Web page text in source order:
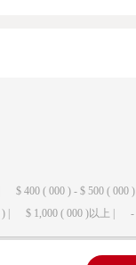
$ 400 ( 000 ) - $ 500 ( 000 ) |
| $ 1,000 ( 000 )以上 | -